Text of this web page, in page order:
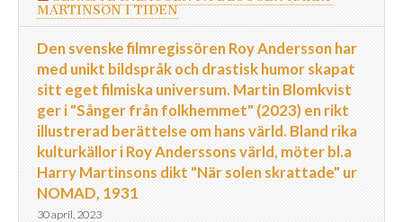
MARTINSON I TIDEN
Den svenske filmregissören Roy Andersson har
med unikt bildspråk och drastisk humor skapat
sitt eget filmiska universum. Martin Blomkvist
ger i "Sånger från folkhemmet" (2023) en rikt
illustrerad berättelse om hans värld. Bland rika
kulturkällor i Roy Anderssons värld, möter bl.a
Harry Martinsons dikt "När solen skrattade" ur
NOMAD, 1931
30 april, 2023